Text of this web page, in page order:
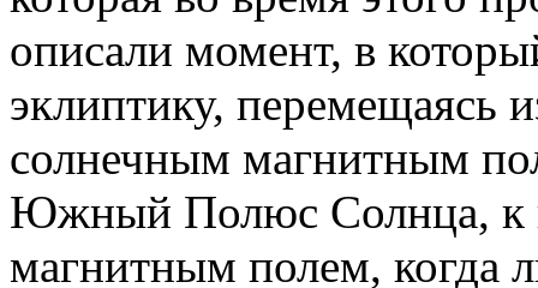
описали момент, в
эклиптику, перемещаясь
солнечным магнитным
Южный Полюс Солнца, к
магнитным полем, когда